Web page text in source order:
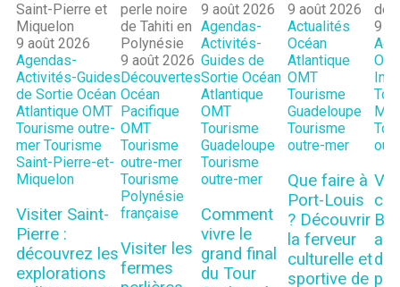
9 août 2026
Agendas-
Activités-Guides
de Sortie Océan
Atlantique OMT
Tourisme outre-
mer Tourisme
Saint-Pierre-et-
Miquelon
Visiter Saint-
Pierre :
découvrez les
explorations
9 août 2026
Découvertes
Océan
Pacifique
OMT
Tourisme
outre-mer
Tourisme
Polynésie
française
Visiter les
fermes
9 août 2026
Agendas-
Activités-
Guides de
Sortie Océan
Atlantique
OMT
Tourisme
Guadeloupe
Tourisme
outre-mer
Comment
vivre le
grand final
du Tour
9 août 2026
Actualités
Océan
Atlantique
OMT
Tourisme
Guadeloupe
Tourisme
outre-mer
Que faire à
Port-Louis
? Découvrir
la ferveur
culturelle et
sportive de
9
au
de